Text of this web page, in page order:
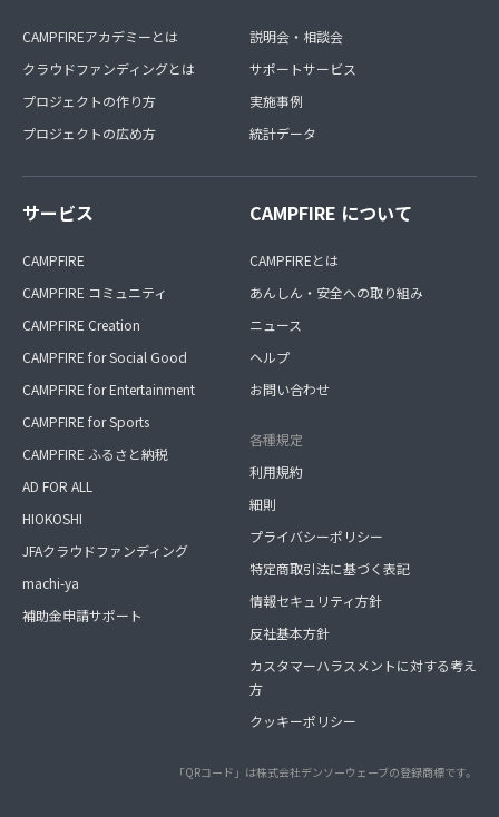
CAMPFIREアカデミーとは
クラウドファンディングとは
プロジェクトの作り方
プロジェクトの広め方
説明会・相談会
サポートサービス
実施事例
統計データ
サービス
CAMPFIRE
CAMPFIRE コミュニティ
CAMPFIRE Creation
CAMPFIRE for Social Good
CAMPFIRE for Entertainment
CAMPFIRE for Sports
CAMPFIRE ふるさと納税
AD FOR ALL
HIOKOSHI
JFAクラウドファンディング
machi-ya
補助金申請サポート
CAMPFIRE について
CAMPFIREとは
あんしん・安全への取り組み
ニュース
ヘルプ
お問い合わせ
各種規定
利用規約
細則
プライバシーポリシー
特定商取引法に基づく表記
情報セキュリティ方針
反社基本方針
カスタマーハラスメントに対する考え
方
クッキーポリシー
「QRコード」は株式会社デンソーウェーブの登録商標です。